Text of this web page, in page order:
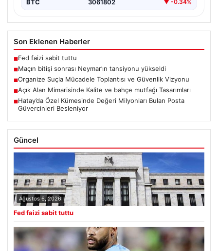
BTC 3061802 ▼ -0.34%
Son Eklenen Haberler
■Fed faizi sabit tuttu
■Maçın bitişi sonrası Neymar’ın tansiyonu yükseldi
■Organize Suçla Mücadele Toplantısı ve Güvenlik Vizyonu
■Açık Alan Mimarisinde Kalite ve bahçe mutfağı Tasarımları
■Hatay’da Özel Kümesinde Değeri Milyonları Bulan Posta
Güvercinleri Besleniyor
Güncel
Ağustos 6, 2026
Fed faizi sabit tuttu